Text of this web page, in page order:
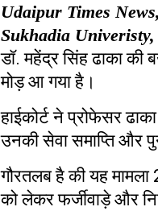
Udaipur Times
Sukhadia
डॉ.महेंद्र सिंह ढाका की
मोड़ आ गया है।
हाईकोर्ट ने प्रोफेसर
उनकी सेवा समाप्ति और
गौरतलब है की यह मामला
को लेकर फर्जीवाड़े और